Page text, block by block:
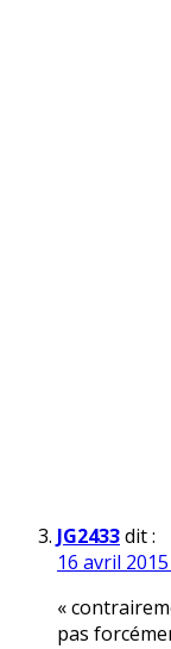
JG2433dit :
16 avril
«
pas